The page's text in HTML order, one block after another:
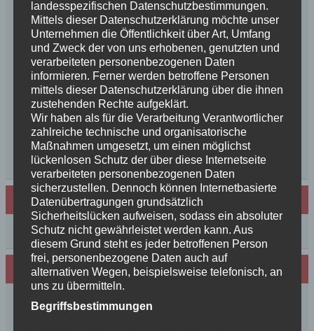
News++News++News++Unsere Feenkinder sind
geboren++
++NEWS++NEWS++NEWS++Wir sind
schwanger++
So schön, die Freundschaften der Schurkeneltern
Lilly´s Schwester schickt Grüße
Innigkeit, oder wahre Liebe
Unsere schöne BenBenkinder schicken
Urlaubsgrüße
++News++News++News++
Archiv
Archiv
Wir sind Mitglied in folgenden Verbänden:
landesspezifischen Datenschutzbestimmungen.
Mittels dieser Datenschutzerklärung möchte unser
Unternehmen die Öffentlichkeit über Art, Umfang
und Zweck der von uns erhobenen, genutzten und
verarbeiteten personenbezogenen Daten
informieren. Ferner werden betroffene Personen
mittels dieser Datenschutzerklärung über die ihnen
zustehenden Rechte aufgeklärt.
Wir haben als für die Verarbeitung Verantwortlicher
zahlreiche technische und organisatorische
Maßnahmen umgesetzt, um einen möglichst
lückenlosen Schutz der über diese Internetseite
verarbeiteten personenbezogenen Daten
sicherzustellen. Dennoch können Internetbasierte
Datenübertragungen grundsätzlich
Sicherheitslücken aufweisen, sodass ein absoluter
Schutz nicht gewährleistet werden kann. Aus
diesem Grund steht es jeder betroffenen Person
frei, personenbezogene Daten auch auf
alternativen Wegen, beispielsweise telefonisch, an
uns zu übermitteln.
Begriffsbestimmungen